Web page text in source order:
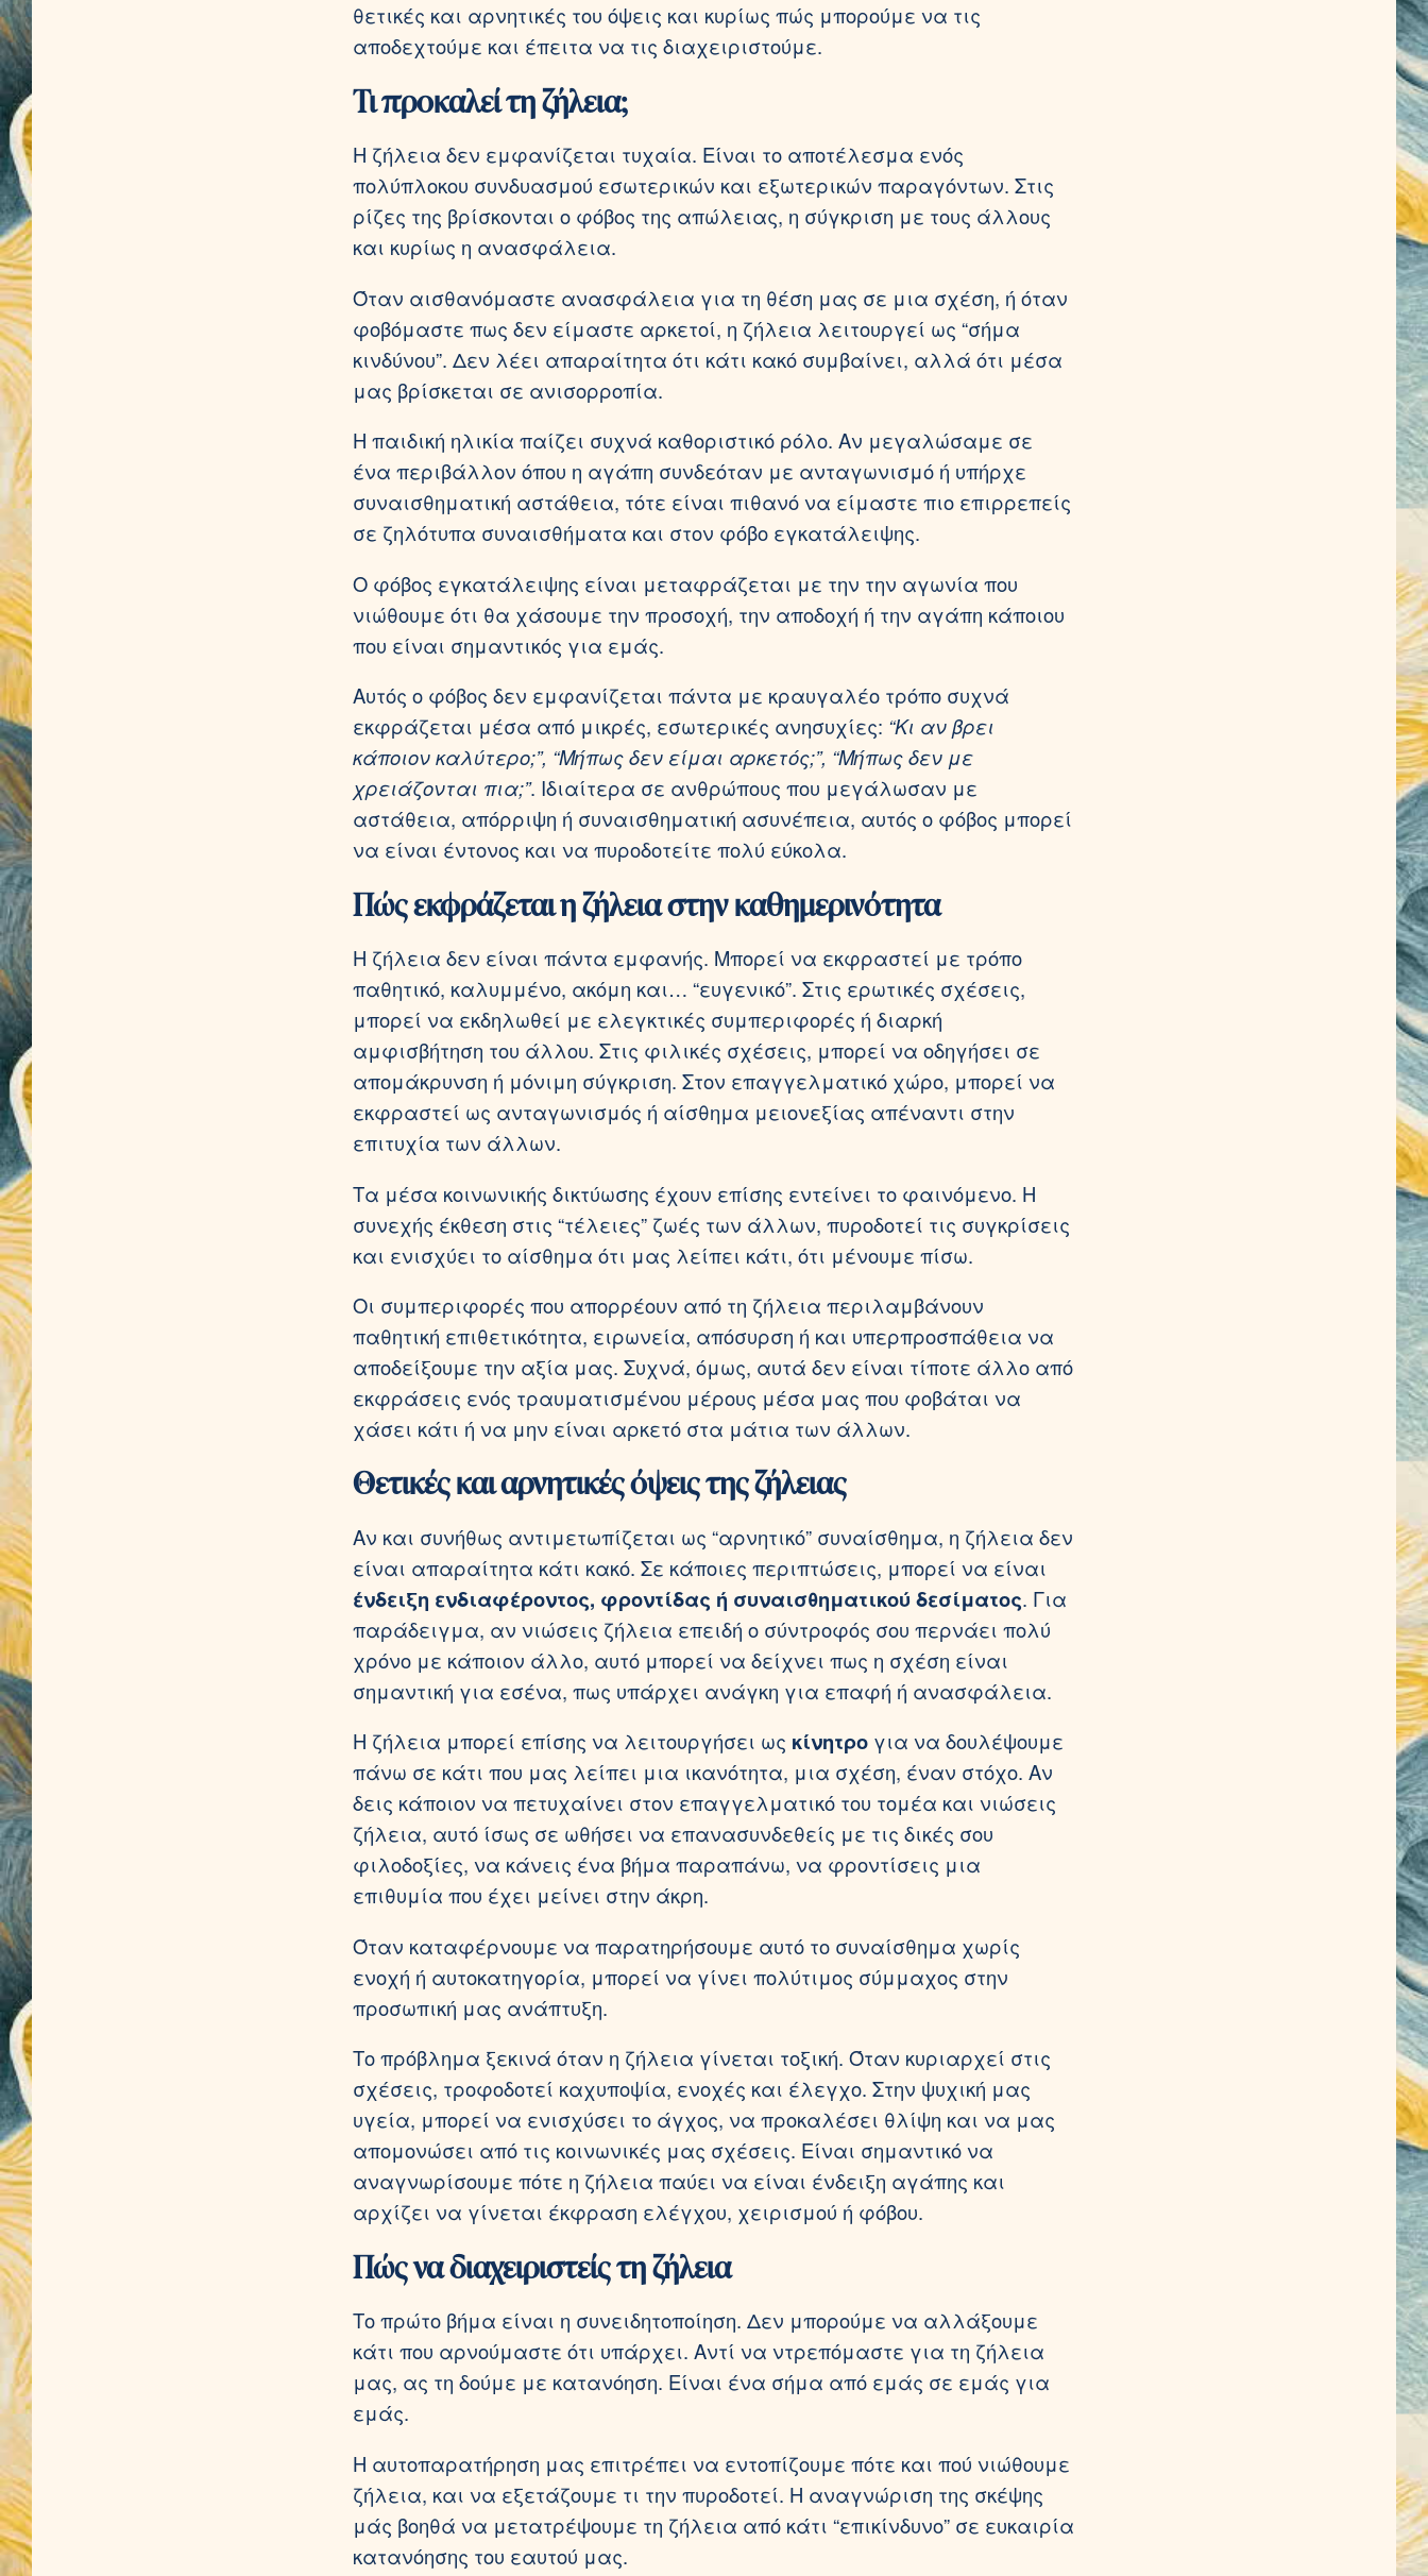
θετικές και αρνητικές του όψεις και κυρίως πώς μπορούμε να τις
αποδεχτούμε και έπειτα να τις διαχειριστούμε.
Τι προκαλεί τη ζήλεια;
Η ζήλεια δεν εμφανίζεται τυχαία. Είναι το αποτέλεσμα ενός
πολύπλοκου συνδυασμού εσωτερικών και εξωτερικών παραγόντων. Στις
ρίζες της βρίσκονται ο φόβος της απώλειας, η σύγκριση με τους άλλους
και κυρίως η ανασφάλεια.
Όταν αισθανόμαστε ανασφάλεια για τη θέση μας σε μια σχέση, ή όταν
φοβόμαστε πως δεν είμαστε αρκετοί, η ζήλεια λειτουργεί ως “σήμα
κινδύνου”. Δεν λέει απαραίτητα ότι κάτι κακό συμβαίνει, αλλά ότι μέσα
μας βρίσκεται σε ανισορροπία.
Η παιδική ηλικία παίζει συχνά καθοριστικό ρόλο. Αν μεγαλώσαμε σε
ένα περιβάλλον όπου η αγάπη συνδεόταν με ανταγωνισμό ή υπήρχε
συναισθηματική αστάθεια, τότε είναι πιθανό να είμαστε πιο επιρρεπείς
σε ζηλότυπα συναισθήματα και στον φόβο εγκατάλειψης.
Ο φόβος εγκατάλειψης είναι μεταφράζεται με την την αγωνία που
νιώθουμε ότι θα χάσουμε την προσοχή, την αποδοχή ή την αγάπη κάποιου
που είναι σημαντικός για εμάς.
Αυτός ο φόβος δεν εμφανίζεται πάντα με κραυγαλέο τρόπο συχνά
εκφράζεται μέσα από μικρές, εσωτερικές ανησυχίες: “Κι αν βρει
κάποιον καλύτερο;”, “Μήπως δεν είμαι αρκετός;”, “Μήπως δεν με
χρειάζονται πια;”. Ιδιαίτερα σε ανθρώπους που μεγάλωσαν με
αστάθεια, απόρριψη ή συναισθηματική ασυνέπεια, αυτός ο φόβος μπορεί
να είναι έντονος και να πυροδοτείτε πολύ εύκολα.
Πώς εκφράζεται η ζήλεια στην καθημερινότητα
Η ζήλεια δεν είναι πάντα εμφανής. Μπορεί να εκφραστεί με τρόπο
παθητικό, καλυμμένο, ακόμη και… “ευγενικό”. Στις ερωτικές σχέσεις,
μπορεί να εκδηλωθεί με ελεγκτικές συμπεριφορές ή διαρκή
αμφισβήτηση του άλλου. Στις φιλικές σχέσεις, μπορεί να οδηγήσει σε
απομάκρυνση ή μόνιμη σύγκριση. Στον επαγγελματικό χώρο, μπορεί να
εκφραστεί ως ανταγωνισμός ή αίσθημα μειονεξίας απέναντι στην
επιτυχία των άλλων.
Τα μέσα κοινωνικής δικτύωσης έχουν επίσης εντείνει το φαινόμενο. Η
συνεχής έκθεση στις “τέλειες” ζωές των άλλων, πυροδοτεί τις συγκρίσεις
και ενισχύει το αίσθημα ότι μας λείπει κάτι, ότι μένουμε πίσω.
Οι συμπεριφορές που απορρέουν από τη ζήλεια περιλαμβάνουν
παθητική επιθετικότητα, ειρωνεία, απόσυρση ή και υπερπροσπάθεια να
αποδείξουμε την αξία μας. Συχνά, όμως, αυτά δεν είναι τίποτε άλλο από
εκφράσεις ενός τραυματισμένου μέρους μέσα μας που φοβάται να
χάσει κάτι ή να μην είναι αρκετό στα μάτια των άλλων.
Θετικές και αρνητικές όψεις της ζήλειας
Αν και συνήθως αντιμετωπίζεται ως “αρνητικό” συναίσθημα, η ζήλεια δεν
είναι απαραίτητα κάτι κακό. Σε κάποιες περιπτώσεις, μπορεί να είναι
ένδειξη ενδιαφέροντος, φροντίδας ή συναισθηματικού δεσίματος. Για
παράδειγμα, αν νιώσεις ζήλεια επειδή ο σύντροφός σου περνάει πολύ
χρόνο με κάποιον άλλο, αυτό μπορεί να δείχνει πως η σχέση είναι
σημαντική για εσένα, πως υπάρχει ανάγκη για επαφή ή ανασφάλεια.
Η ζήλεια μπορεί επίσης να λειτουργήσει ως κίνητρο για να δουλέψουμε
πάνω σε κάτι που μας λείπει μια ικανότητα, μια σχέση, έναν στόχο. Αν
δεις κάποιον να πετυχαίνει στον επαγγελματικό του τομέα και νιώσεις
ζήλεια, αυτό ίσως σε ωθήσει να επανασυνδεθείς με τις δικές σου
φιλοδοξίες, να κάνεις ένα βήμα παραπάνω, να φροντίσεις μια
επιθυμία που έχει μείνει στην άκρη.
Όταν καταφέρνουμε να παρατηρήσουμε αυτό το συναίσθημα χωρίς
ενοχή ή αυτοκατηγορία, μπορεί να γίνει πολύτιμος σύμμαχος στην
προσωπική μας ανάπτυξη.
Το πρόβλημα ξεκινά όταν η ζήλεια γίνεται τοξική. Όταν κυριαρχεί στις
σχέσεις, τροφοδοτεί καχυποψία, ενοχές και έλεγχο. Στην ψυχική μας
υγεία, μπορεί να ενισχύσει το άγχος, να προκαλέσει θλίψη και να μας
απομονώσει από τις κοινωνικές μας σχέσεις. Είναι σημαντικό να
αναγνωρίσουμε πότε η ζήλεια παύει να είναι ένδειξη αγάπης και
αρχίζει να γίνεται έκφραση ελέγχου, χειρισμού ή φόβου.
Πώς να διαχειριστείς τη ζήλεια
Το πρώτο βήμα είναι η συνειδητοποίηση. Δεν μπορούμε να αλλάξουμε
κάτι που αρνούμαστε ότι υπάρχει. Αντί να ντρεπόμαστε για τη ζήλεια
μας, ας τη δούμε με κατανόηση. Είναι ένα σήμα από εμάς σε εμάς για
εμάς.
Η αυτοπαρατήρηση μας επιτρέπει να εντοπίζουμε πότε και πού νιώθουμε
ζήλεια, και να εξετάζουμε τι την πυροδοτεί. Η αναγνώριση της σκέψης
μάς βοηθά να μετατρέψουμε τη ζήλεια από κάτι “επικίνδυνο” σε ευκαιρία
κατανόησης του εαυτού μας.